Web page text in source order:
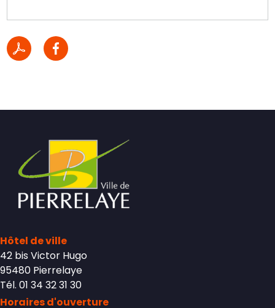
Hôtel de ville
42 bis Victor Hugo
95480 Pierrelaye
Tél. 01 34 32 31 30
Horaires d'ouverture